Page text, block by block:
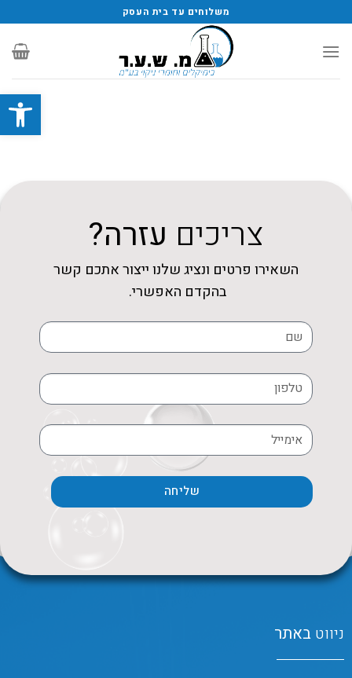
פתח
משלוחים עד בית העסק
צריכים עזרה?
השאירו פרטים ונציג שלנו ייצור אתכם קשר
בהקדם האפשרי.
שליחה
ניווט באתר